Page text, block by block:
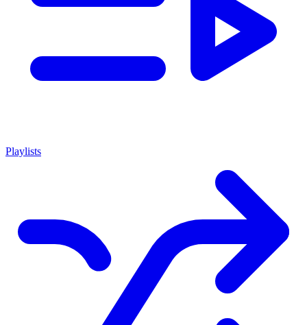
Playlists